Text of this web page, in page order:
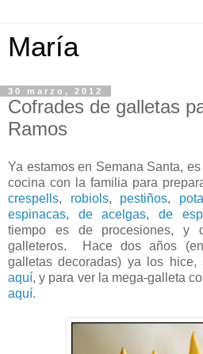
María
30 marzo, 2012
Cofrades de galletas
Ramos
Ya estamos en Semana Santa,
cocina con la familia para
crespells, robiols, pestiños,
espinacas, de acelgas, de
tiempo es de procesiones, y
galleteros. Hace dos años
galletas decoradas) ya los
aquí, y para ver la mega-galleta
aquí.